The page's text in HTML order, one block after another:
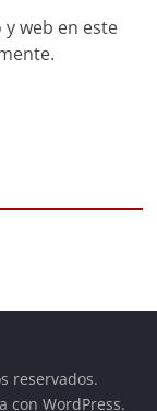
web en este
reservados.
conWordPress.